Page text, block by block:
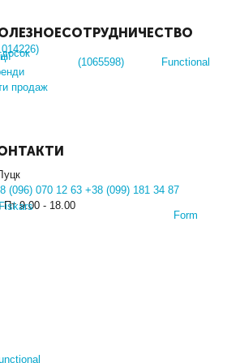
продаж
СОТРУДНИЧЕСТВО
(096) 070 12 63 +38 (099) 181 34 87
Пт 9.00 - 18.00